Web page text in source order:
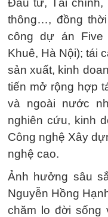
Đầu tư, Tài chính,
thông…, đồng
công dự án Five
Khuê, Hà Nội); tái
sản xuất, kinh
tiến mở rộng hợp
và ngoài nước
nghiên cứu, kinh
Công nghệ Xây
nghệ cao.
Ảnh hưởng sâu
Nguyễn Hồng
chăm lo đời sống